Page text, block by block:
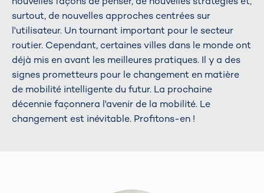
surtout, de nouvelles approches centrées sur
l'utilisateur. Un tournant important pour le secteur
routier. Cependant, certaines villes dans le monde ont
déjà mis en avant les meilleures pratiques. Il y a des
signes prometteurs pour le changement en matière
de mobilité intelligente du futur. La prochaine
décennie façonnera l'avenir de la mobilité. Le
changement est inévitable. Profitons-en !